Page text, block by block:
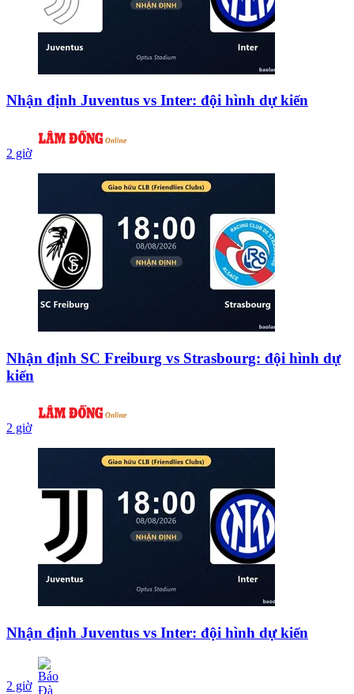
Nhận định Juventus vs Inter: đội hình dự kiến
2 giờ
Nhận định SC Freiburg vs Strasbourg: đội hình dự
kiến
2 giờ
Nhận định Juventus vs Inter: đội hình dự kiến
2 giờ